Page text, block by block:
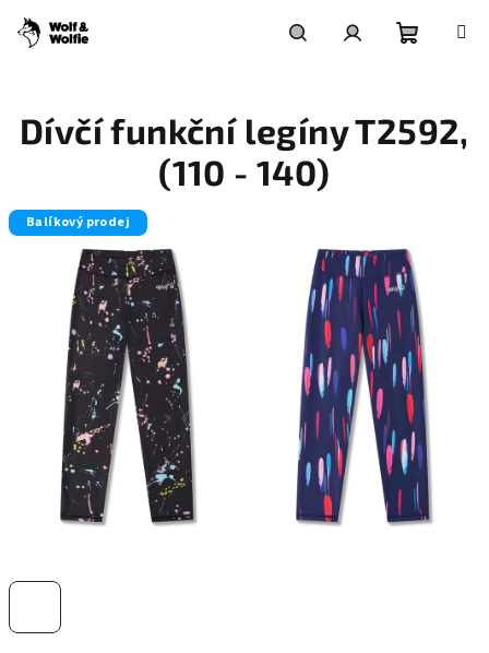
obsah
košík
Dívčí funkční legíny T2592,
(110 - 140)
Balíkový prodej